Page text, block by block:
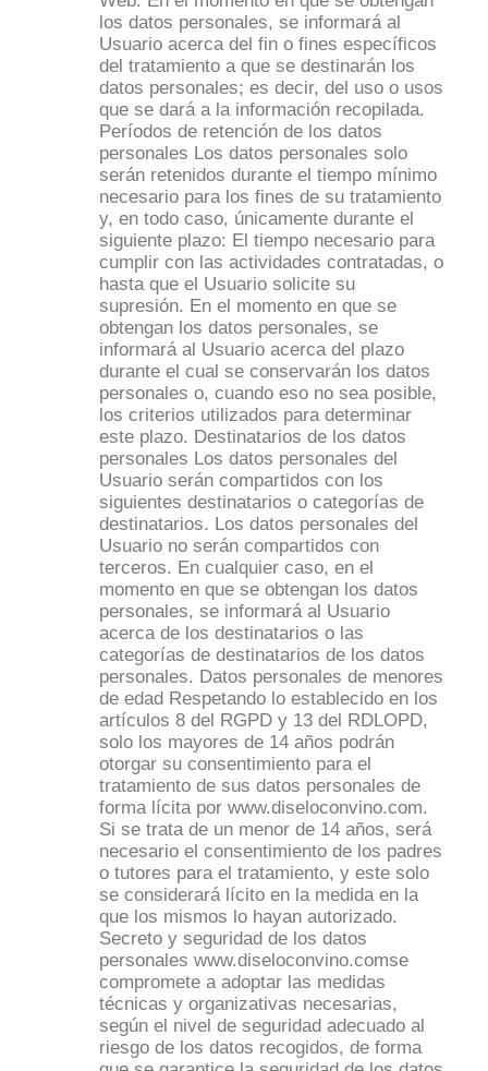
los datos personales, se informará al
Usuario acerca del fin o fines específicos
del tratamiento a que se destinarán los
datos personales; es decir, del uso o usos
que se dará a la información recopilada.
Períodos de retención de los datos
personales Los datos personales solo
serán retenidos durante el tiempo mínimo
necesario para los fines de su tratamiento
y, en todo caso, únicamente durante el
siguiente plazo: El tiempo necesario para
cumplir con las actividades contratadas, o
hasta que el Usuario solicite su
supresión. En el momento en que se
obtengan los datos personales, se
informará al Usuario acerca del plazo
durante el cual se conservarán los datos
personales o, cuando eso no sea posible,
los criterios utilizados para determinar
este plazo. Destinatarios de los datos
personales Los datos personales del
Usuario serán compartidos con los
siguientes destinatarios o categorías de
destinatarios. Los datos personales del
Usuario no serán compartidos con
terceros. En cualquier caso, en el
momento en que se obtengan los datos
personales, se informará al Usuario
acerca de los destinatarios o las
categorías de destinatarios de los datos
personales. Datos personales de menores
de edad Respetando lo establecido en los
artículos 8 del RGPD y 13 del RDLOPD,
solo los mayores de 14 años podrán
otorgar su consentimiento para el
tratamiento de sus datos personales de
forma lícita por www.diseloconvino.com.
Si se trata de un menor de 14 años, será
necesario el consentimiento de los padres
o tutores para el tratamiento, y este solo
se considerará lícito en la medida en la
que los mismos lo hayan autorizado.
Secreto y seguridad de los datos
personales www.diseloconvino.comse
compromete a adoptar las medidas
técnicas y organizativas necesarias,
según el nivel de seguridad adecuado al
riesgo de los datos recogidos, de forma